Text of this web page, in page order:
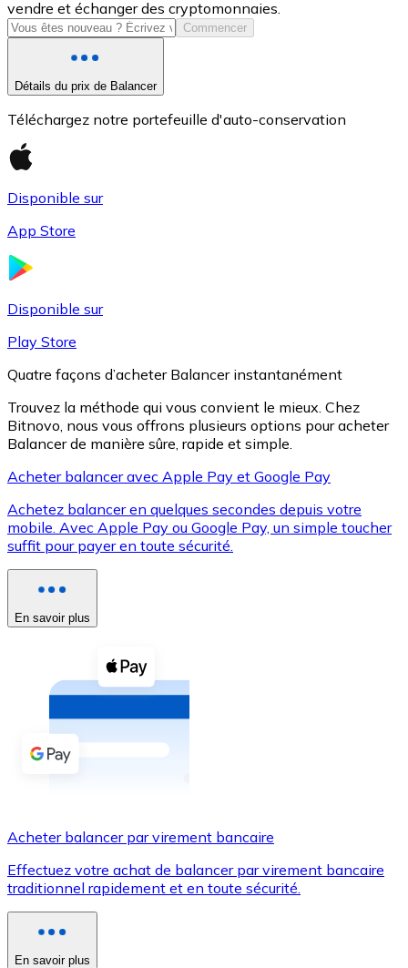
USDC
XRP
XRP
Voir toutes
Coupons crypto
Achetez des cryptomonnaies en espèces et d'autres
Acheter avec espèces
Virement SEPA
Utilisez les cartes Visa et Mastercard pour acheter
Acheter avec carte
vendre et échanger des cryptomonnaies.
Commencer
Détails du prix de Balancer
Téléchargez notre portefeuille d'auto-conservation
Disponible sur
App Store
Disponible sur
Play Store
Quatre façons d’acheter Balancer instantanément
Trouvez la méthode qui vous convient le mieux. Chez
Bitnovo, nous vous offrons plusieurs options pour acheter
Balancer de manière sûre, rapide et simple.
Acheter balancer avec Apple Pay et Google Pay
Achetez balancer en quelques secondes depuis votre
mobile. Avec Apple Pay ou Google Pay, un simple toucher
suffit pour payer en toute sécurité.
En savoir plus
Acheter balancer par virement bancaire
Effectuez votre achat de balancer par virement bancaire
traditionnel rapidement et en toute sécurité.
En savoir plus